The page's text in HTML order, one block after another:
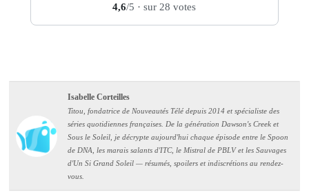
4,6/5 · sur 28 votes
Isabelle Corteilles
Titou, fondatrice de Nouveautés Télé depuis 2014 et spécialiste des
séries quotidiennes françaises. De la génération Dawson's Creek et
Sous le Soleil, je décrypte aujourd'hui chaque épisode entre le Spoon
de DNA, les marais salants d'ITC, le Mistral de PBLV et les Sauvages
d'Un Si Grand Soleil — résumés, spoilers et indiscrétions au rendez-
vous.